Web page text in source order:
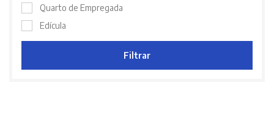
Quarto de Empregada
Edícula
Filtrar